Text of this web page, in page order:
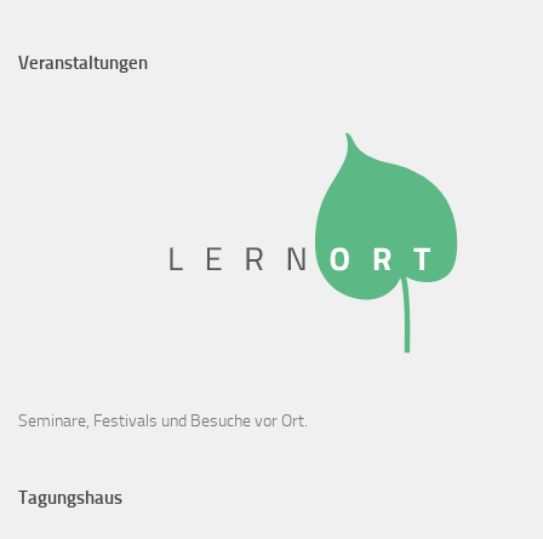
Veranstaltungen
Seminare, Festivals und Besuche vor Ort.
Tagungshaus